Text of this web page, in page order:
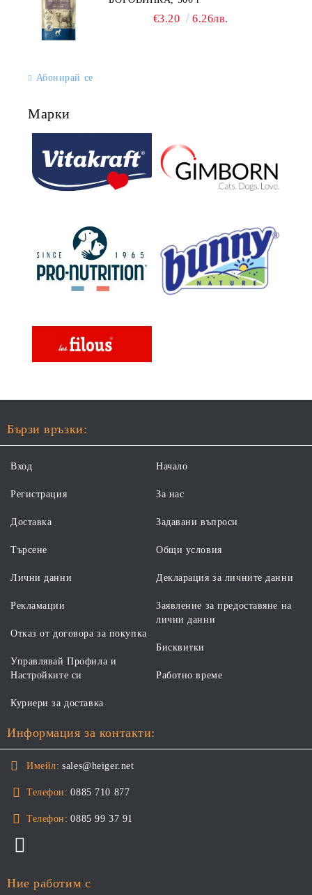
€3.20 6.26лв.
Абонирай се
Марки
Бързи връзки:
Вход
Регистрация
Доставка
Търсене
Начало
За нас
Задавани въпроси
Общи условия
Лични данни
Рекламации
Отказ от договора за покупка
Управлявай Профила и
Настройките си
Декларация за личните данни
Заявление за предоставяне на
лични данни
Бисквитки
Работно време
Куриери за доставка
Информация за контакти:
Имейл: sales@heiger.net
Телефон: 0885 710 877
Телефон: 0885 99 37 91
Ние работим с